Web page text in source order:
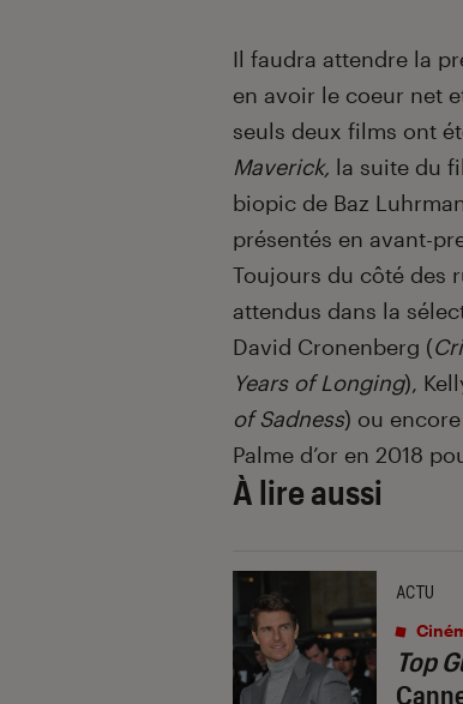
Il faudra attendre la
en avoir le coeur net
seuls deux films ont
Maverick, la suite du
biopic de Baz
présentés en avant-
Toujours du côté des
attendus dans la
David Cronenberg (
Years of Longing),
of Sadness) ou
Palme d’or en 2018
À lire aussi
Top
ACTU